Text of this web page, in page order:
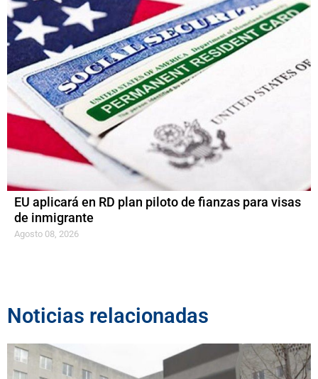
EU aplicará en RD plan piloto de fianzas para visas
de inmigrante
Agosto 08, 2026
Noticias relacionadas